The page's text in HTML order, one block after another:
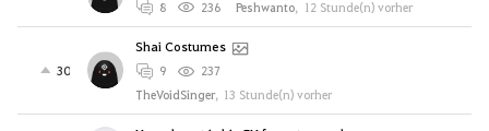
8 236 Peshwanto, 12 Stunde(n) vorher
30
Shai Costumes
9
237
TheVoidSinger, 13 Stunde(n) vorher